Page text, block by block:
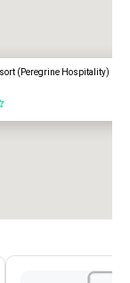
(Peregrine Hospitality)